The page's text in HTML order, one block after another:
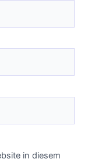
in diesem